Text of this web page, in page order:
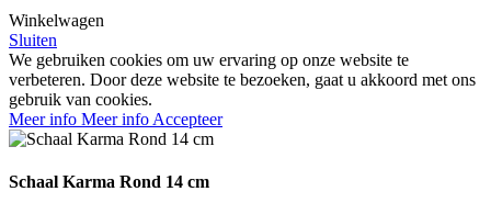
Winkelwagen
Sluiten
We gebruiken cookies om uw ervaring op onze website te
verbeteren. Door deze website te bezoeken, gaat u akkoord met ons
gebruik van cookies.
Meer info Meer info Accepteer
Schaal Karma Rond 14 cm